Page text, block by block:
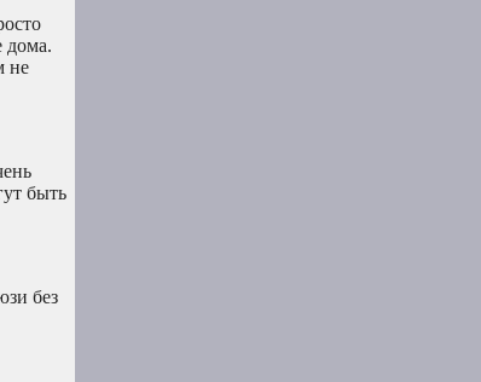
дома.
не
быть
без